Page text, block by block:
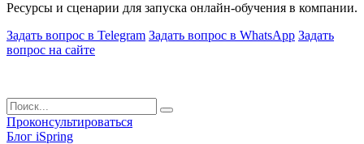
Ресурсы и сценарии для запуска онлайн-обучения в компании.
Задать вопрос в Telegram Задать вопрос в WhatsApp Задать
вопрос на сайте
Проконсультироваться
Блог iSpring